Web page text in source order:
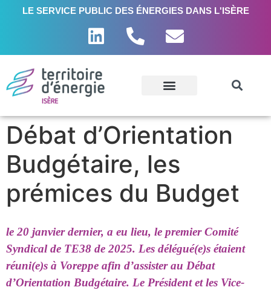
LE SERVICE PUBLIC DES ÉNERGIES DANS L'ISÈRE
Débat d’Orientation
Budgétaire, les
prémices du Budget
le 20 janvier dernier, a eu lieu, le premier Comité
Syndical de TE38 de 2025. Les délégué(e)s étaient
réuni(e)s à Voreppe afin d’assister au Débat
d’Orientation Budgétaire. Le Président et les Vice-